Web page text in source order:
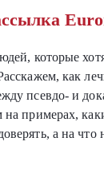
которые
как
псевдо- и
на примерах,
а на что